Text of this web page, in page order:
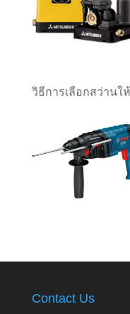
วิธีการเลือกสว่านใ
Contact Us